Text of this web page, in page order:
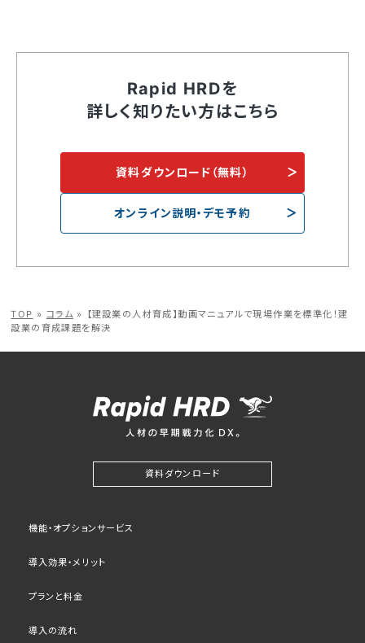
Rapid HRDを
詳しく知りたい方はこちら
資料ダウンロード（無料）
オンライン説明・デモ予約
TOP » コラム »
【建設業の人材育成】動画マニュアルで現場作業を標準化！建
設業の育成課題を解決
資料ダウンロード
機能・オプションサービス
導入効果・メリット
プランと料金
導入の流れ